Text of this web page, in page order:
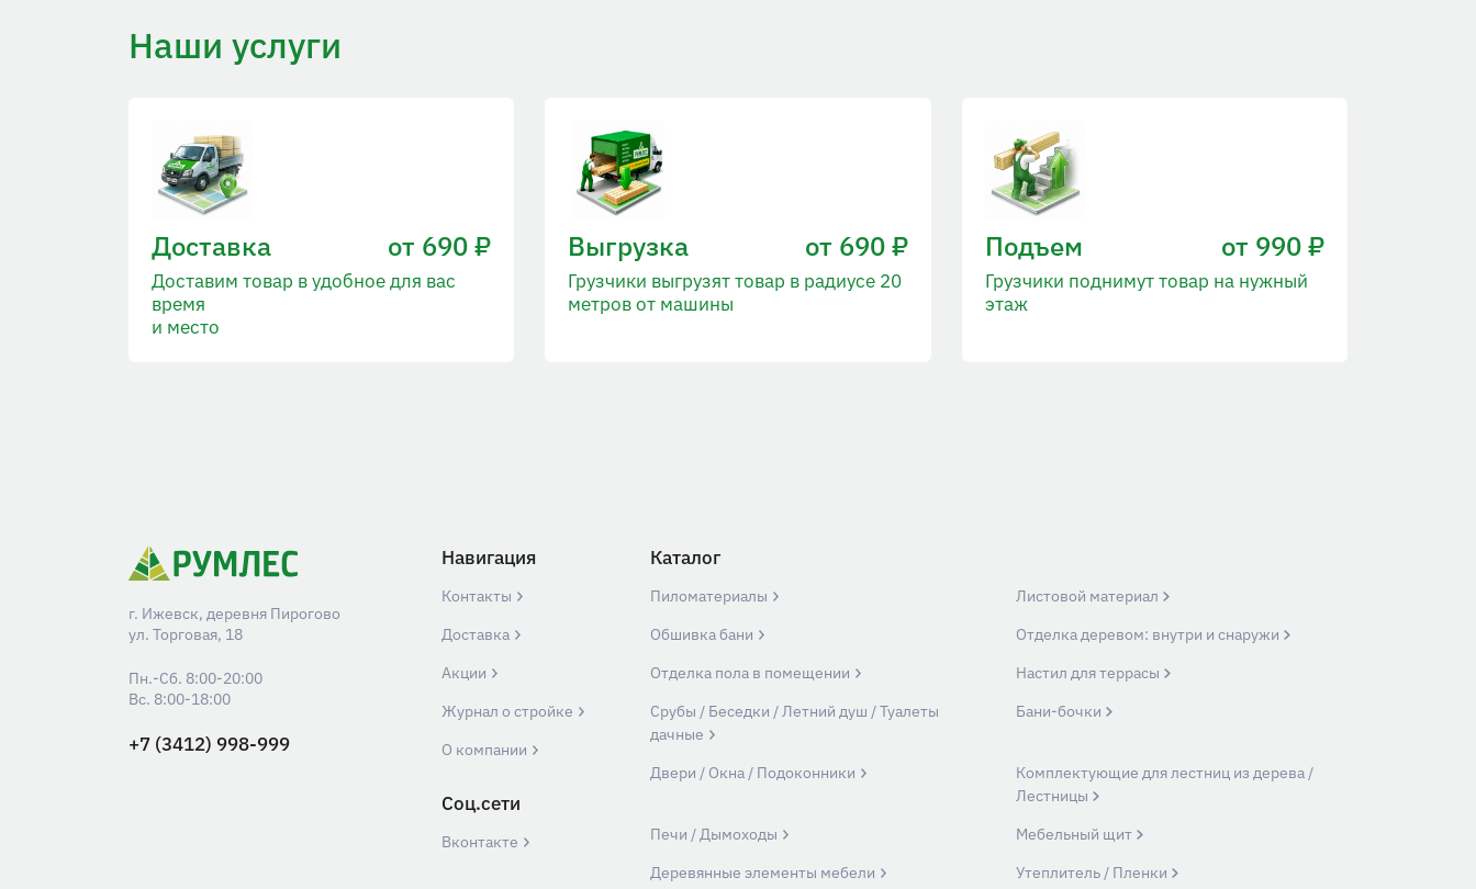
Наши услуги
Доставка от 690 ₽
Доставим товар в удобное для вас
время
и место
Выгрузка от 690 ₽
Грузчики выгрузят товар в радиусе 20
метров от машины
Подъем от 990 ₽
Грузчики поднимут товар на нужный
этаж
г. Ижевск, деревня Пирогово
ул. Торговая, 18
+7 (3412) 998-999
Пн.-Сб. 8:00-20:00
Вс. 8:00-18:00
Навигация
Контакты
Доставка
Акции
Журнал о стройке
О компании
Соц.сети
Вконтакте
Каталог
Пиломатериалы
Листовой материал
Обшивка бани
Отделка деревом: внутри и снаружи
Отделка пола в помещении
Настил для террасы
Срубы / Беседки / Летний душ / Туалеты
дачные
Бани-бочки
Двери / Окна / Подоконники
Комплектующие для лестниц из дерева /
Лестницы
Печи / Дымоходы
Мебельный щит
Деревянные элементы мебели
Утеплитель / Пленки